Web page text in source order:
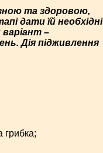
та здоровою,
дати їй необхідні
–
Дія підживлення
грибка;